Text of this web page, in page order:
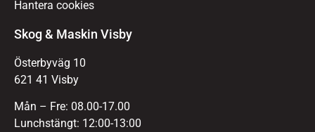
Hantera cookies
Skog & Maskin Visby
Österbyväg 10
621 41 Visby
Mån – Fre: 08.00-17.00
Lunchstängt: 12:00-13:00